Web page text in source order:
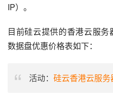
IP）。
目前硅云提供的香港云服务
数据盘优惠价格表如下：
活动： 硅云香港云服